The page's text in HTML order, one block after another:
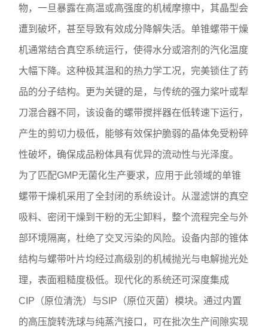
物，一旦暴露在高温或高强度的机械摩擦中，其晶型会
遭到破坏，甚至导致有效成分降解失活。单锥螺带干燥
机通常结合真空系统运行，使得水分或溶剂的汽化温度
大幅下降。这种极其温和的热力学工况，完美锁住了药
品的分子结构。更为关键的是，与传统的强力桨叶或犁
刀混合器不同，该设备的螺带搅拌器在低转速下运行，
产生的剪切力极低，能够有效保护脆弱的晶体免受粉碎
性破坏，确保成品粉体具有优异的流动性与光泽度。
为了匹配GMP无菌化生产要求，应用于此领域的单锥
螺带干燥机采用了全封闭的系统设计。从湿滤饼的真空
吸料、密闭干燥到干粉的无尘卸料，整个流程完全与外
部环境隔离，杜绝了交叉污染的风险。设备内部的锥体
结构与螺带叶片均经过高级别的机械抛光与电解抛光处
理，表面粗糙度极低。现代化的系统还可深度集成
CIP（原位清洗）与SIP（原位灭菌）模块。通过内置
的高压旋转洗球与纯蒸汽接口，可在批次生产间隙实现